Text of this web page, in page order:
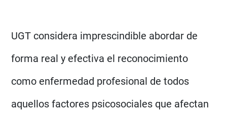
UGT considera imprescindible abordar de
forma real y efectiva el reconocimiento
como enfermedad profesional de todos
aquellos factores psicosociales que afectan